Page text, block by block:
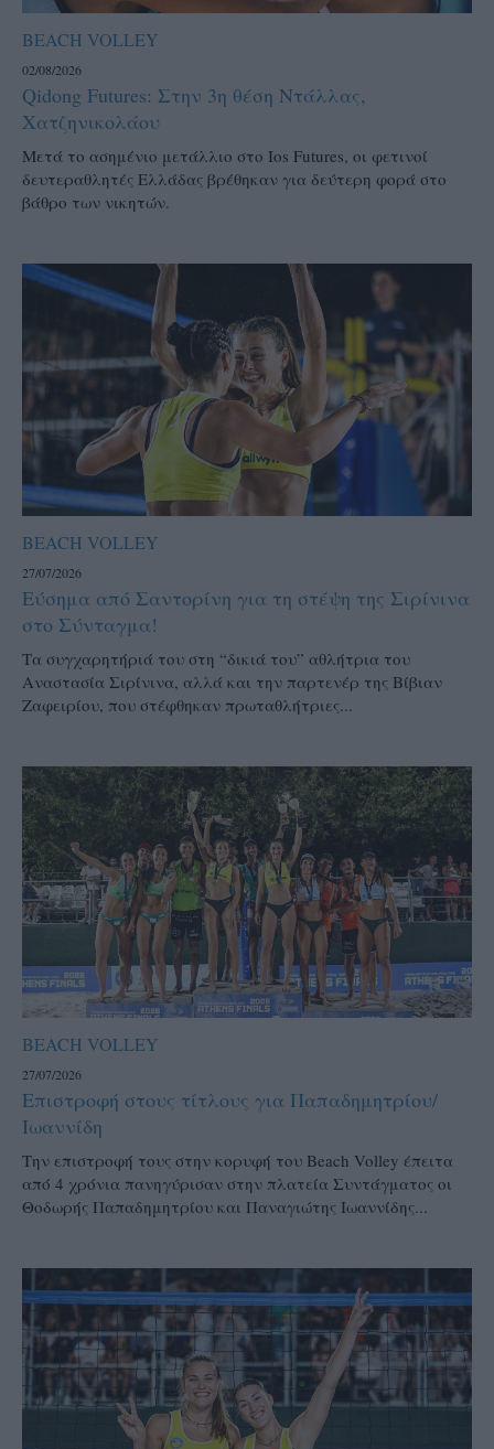
BEACH VOLLEY
02/08/2026
Qidong Futures: Στην 3η θέση Ντάλλας,
Χατζηνικολάου
Μετά το ασημένιο μετάλλιο στο Ios Futures, οι φετινοί
δευτεραθλητές Ελλάδας βρέθηκαν για δεύτερη φορά στο
βάθρο των νικητών.
BEACH VOLLEY
27/07/2026
Εύσημα από Σαντορίνη για τη στέψη της Σιρίνινα
στο Σύνταγμα!
Τα συγχαρητήριά του στη “δικιά του” αθλήτρια του
Αναστασία Σιρίνινα, αλλά και την παρτενέρ της Βίβιαν
Ζαφειρίου, που στέφθηκαν πρωταθλήτριες...
BEACH VOLLEY
27/07/2026
Επιστροφή στους τίτλους για Παπαδημητρίου/
Ιωαννίδη
Την επιστροφή τους στην κορυφή του Beach Volley έπειτα
από 4 χρόνια πανηγύρισαν στην πλατεία Συντάγματος οι
Θοδωρής Παπαδημητρίου και Παναγιώτης Ιωαννίδης...